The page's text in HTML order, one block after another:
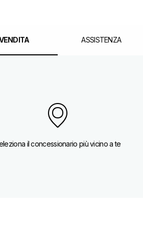
ASSISTENZA
il concessionario più vicino a te